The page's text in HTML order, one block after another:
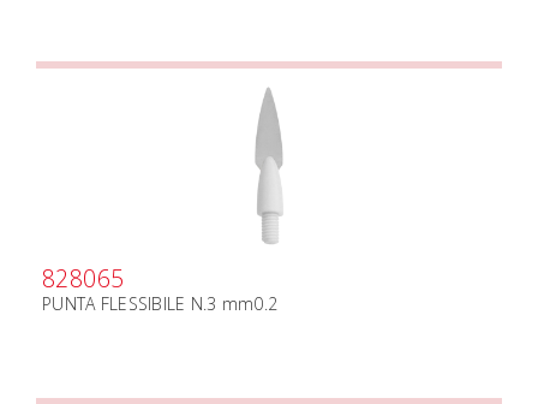
828065
PUNTA FLESSIBILE N.3 mm0.2